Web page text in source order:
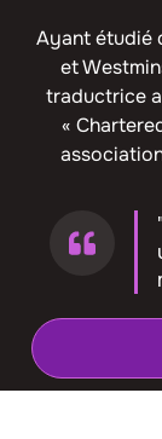
Ayant étudié
et
traductrice
«